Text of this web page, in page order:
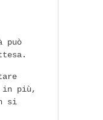
può
in più,
si